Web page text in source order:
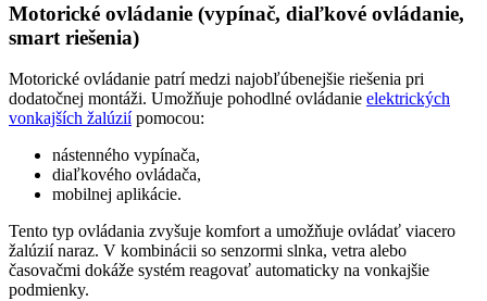
Motorické ovládanie (vypínač, diaľkové ovládanie,
smart riešenia)
Motorické ovládanie patrí medzi najobľúbenejšie riešenia pri
dodatočnej montáži. Umožňuje pohodlné ovládanie elektrických
vonkajších žalúziípomocou:
nástenného vypínača,
diaľkového ovládača,
mobilnej aplikácie.
Tento typ ovládania zvyšuje komfort a umožňuje ovládať viacero
žalúzií naraz. V kombinácii so senzormi slnka, vetra alebo
časovačmi dokáže systém reagovať automaticky na vonkajšie
podmienky.